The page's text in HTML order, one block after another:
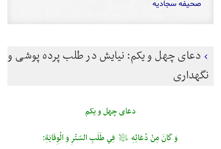
صحیفه سجادیه
دعای چهل و یکم: نیایش در طلب پرده پوشی و
نگهداری
دعای چهل و یکم
وَ كَانَ مِنْ دُعَائِهِعليه‌السلامفِي طَلَبِ السّتْرِ وَ الْوِقَايَةِ: